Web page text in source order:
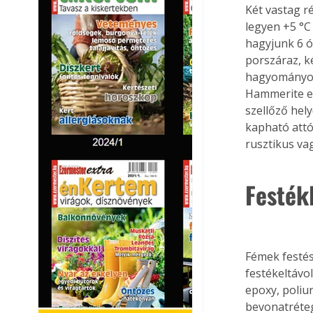
Két vastag
legyen +5
hagyjunk 6
porszáraz,
Hammerite
szellőző
kapható
rusztikus
Fémek
epoxy,